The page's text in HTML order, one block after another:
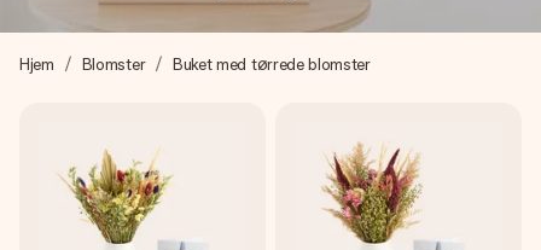
billede af dig eller en besked, der går lige i hendes hjerte.
Intet besvær men udelukkende en masse kærlighed i
øjeblikket.
Hjem Blomster Buket med tørrede blomster